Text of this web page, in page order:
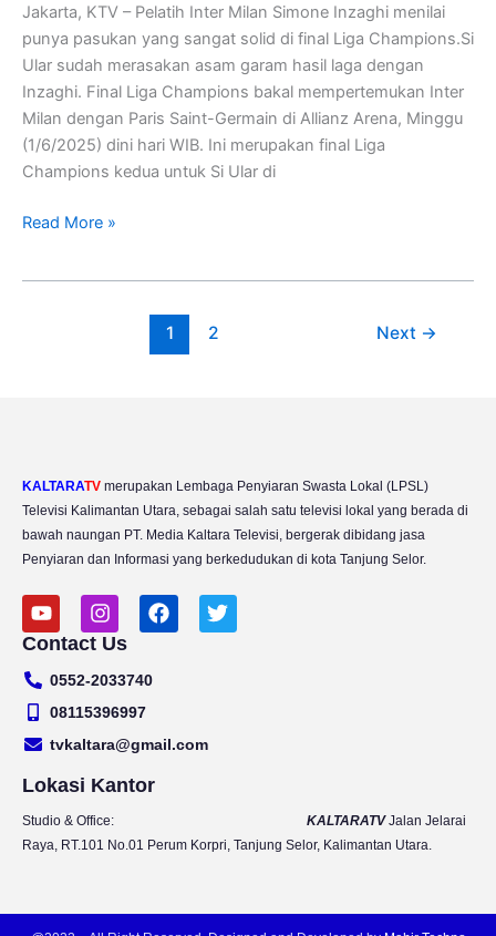
Jakarta, KTV – Pelatih Inter Milan Simone Inzaghi menilai
punya pasukan yang sangat solid di final Liga Champions.Si
Ular sudah merasakan asam garam hasil laga dengan
Inzaghi. Final Liga Champions bakal mempertemukan Inter
Milan dengan Paris Saint-Germain di Allianz Arena, Minggu
(1/6/2025) dini hari WIB. Ini merupakan final Liga
Champions kedua untuk Si Ular di
Inzaghi
Read More »
1 2 Next →
KALTARATV merupakan Lembaga Penyiaran Swasta Lokal (LPSL)
Televisi Kalimantan Utara, sebagai salah satu televisi lokal yang berada di
bawah naungan PT. Media Kaltara Televisi, bergerak dibidang jasa
Penyiaran dan Informasi yang berkedudukan di kota Tanjung Selor.
Y
o
u
u
b
I
n
s
a
g
a
m
F
a
k
T
w
Contact Us
0552-2033740
08115396997
tvkaltara@gmail.com
Lokasi Kantor
Studio & Office: KALTARATVJalan Jelarai
Raya, RT.101 No.01 Perum Korpri, Tanjung Selor, Kalimantan Utara.